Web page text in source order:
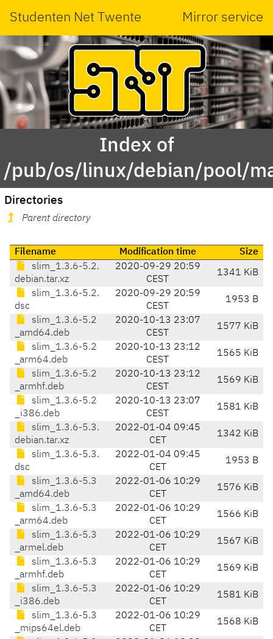
Studenten Net Twente Mirror service
Index of
/pub/os/linux/debian/pool/
Directories
Parent directory
Filename Modification time
Size
slim_1.3.6-5.2.
debian.tar.xz
2020-09-29 20:59
CEST
1341 KiB
slim_1.3.6-5.2.
dsc
2020-09-29 20:59
CEST
1953 B
slim_1.3.6-5.2
_amd64.deb
2020-10-13 23:07
CEST
1577 KiB
slim_1.3.6-5.2
_arm64.deb
2020-10-13 23:12
CEST
1565 KiB
slim_1.3.6-5.2
_armhf.deb
2020-10-13 23:12
CEST
1569 KiB
slim_1.3.6-5.2
_i386.deb
2020-10-13 23:07
CEST
1581 KiB
slim_1.3.6-5.3.
debian.tar.xz
2022-01-04 09:45
CET
1342 KiB
slim_1.3.6-5.3.
dsc
2022-01-04 09:45
CET
1953 B
slim_1.3.6-5.3
_amd64.deb
2022-01-06 10:29
CET
1576 KiB
slim_1.3.6-5.3
_arm64.deb
2022-01-06 10:29
CET
1566 KiB
slim_1.3.6-5.3
_armel.deb
2022-01-06 10:29
CET
1567 KiB
slim_1.3.6-5.3
_armhf.deb
2022-01-06 10:29
CET
1569 KiB
slim_1.3.6-5.3
_i386.deb
2022-01-06 10:29
CET
1581 KiB
slim_1.3.6-5.3
_mips64el.deb
2022-01-06 10:29
CET
1568 KiB